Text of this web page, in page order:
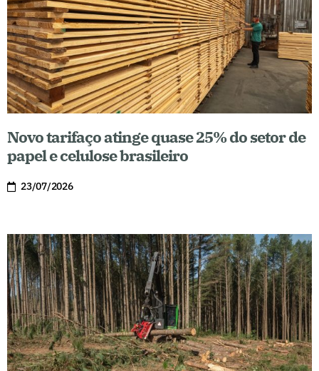
Novo tarifaço atinge quase 25% do setor de
papel e celulose brasileiro
23/07/2026